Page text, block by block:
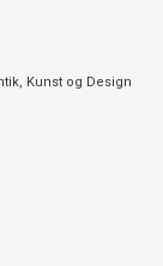
Kunst og Design